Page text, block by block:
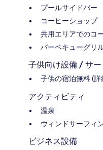
プールサイドバー
コーヒーショップ
共用エリアでのコ
バーベキューグリ
子供向け設備 / サー
子供の宿泊無料 (
アクティビティ
温泉
ウィンドサーフィ
ビジネス設備